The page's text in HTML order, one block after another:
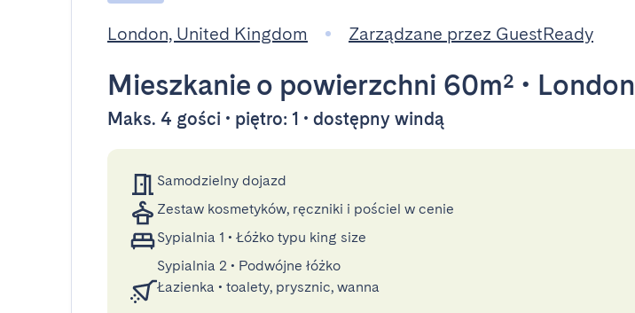
London, United Kingdom Zarządzane przez GuestReady
Mieszkanie o powierzchni 60m² • London
Maks. 4 gości • piętro: 1 • dostępny windą
Samodzielny dojazd
Zestaw kosmetyków, ręczniki i pościel w cenie
Sypialnia 1 • Łóżko typu king size
Sypialnia 2 • Podwójne łóżko
Łazienka • toalety, prysznic, wanna